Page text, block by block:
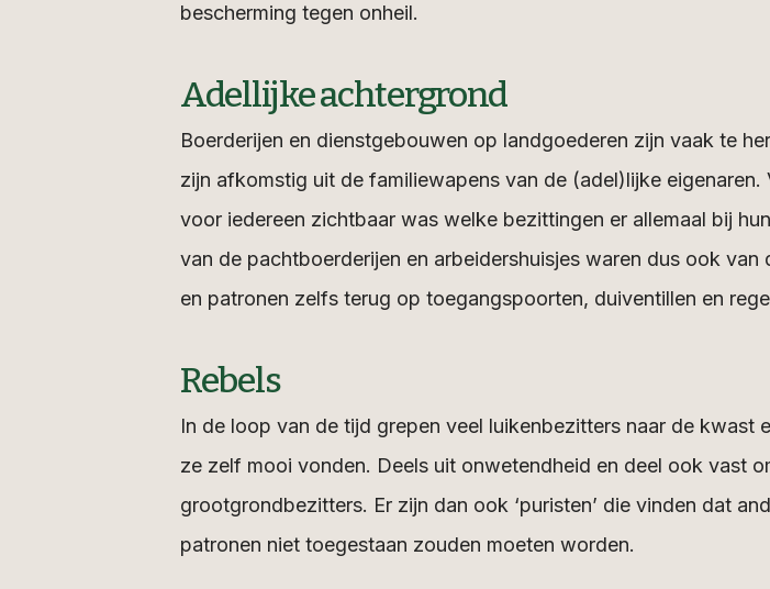
bescherming tegen onheil.
Adellijke achtergrond
Boerderijen en dienstgebouwen op landgoederen zijn vaak te
zijn afkomstig uit de familiewapens van de (adel)lijke
voor iedereen zichtbaar was welke bezittingen er allemaal bij
van de pachtboerderijen en arbeidershuisjes waren dus ook
en patronen zelfs terug op toegangspoorten, duiventillen en
Rebels
In de loop van de tijd grepen veel luikenbezitters naar de kwast
ze zelf mooi vonden. Deels uit onwetendheid en deel ook vast
grootgrondbezitters. Er zijn dan ook ‘puristen’ die vinden dat
patronen niet toegestaan zouden moeten worden.